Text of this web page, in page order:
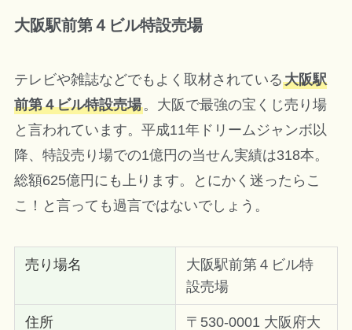
大阪駅前第４ビル特設売場
テレビや雑誌などでもよく取材されている大阪駅
前第４ビル特設売場。大阪で最強の宝くじ売り場
と言われています。平成11年ドリームジャンボ以
降、特設売り場での1億円の当せん実績は318本。
総額625億円にも上ります。とにかく迷ったらこ
こ！と言っても過言ではないでしょう。
売り場名
大阪駅前第４ビル特
設売場
住所 〒530-0001 大阪府大